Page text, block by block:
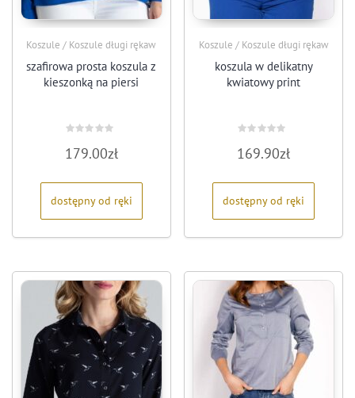
Koszule / Koszule długi rękaw
szafirowa prosta koszula z
kieszonką na piersi
0
na
179.00zł
dostępny od ręki
Koszule / Koszule długi rękaw
koszula w delikatny
kwiatowy print
0
na
169.90zł
dostępny od ręki